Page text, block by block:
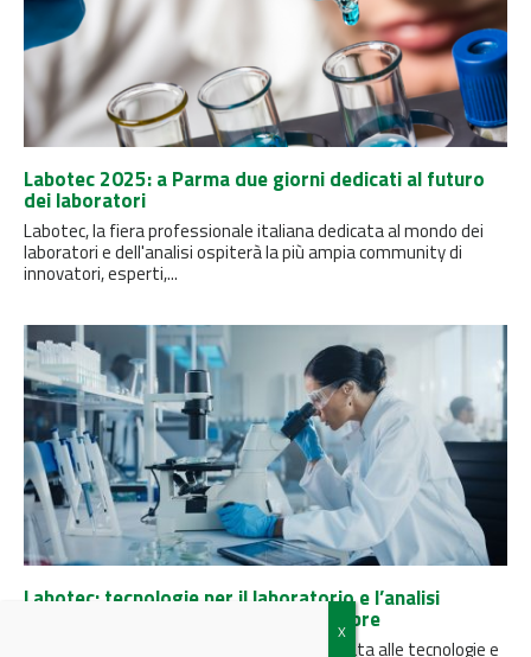
Labotec 2025: a Parma due giorni dedicati al futuro
dei laboratori
Labotec, la fiera professionale italiana dedicata al mondo dei
laboratori e dell'analisi ospiterà la più ampia community di
innovatori, esperti,...
Labotec: tecnologie per il laboratorio e l’analisi
protagoniste a Parma il 28 e 29 ottobre
Labotec, la fiera in Italia interamente dedicata alle tecnologie e